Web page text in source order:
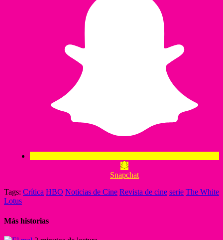
Snapchat
Tags: Crítica HBO Noticias de Cine Revista de cine serie The White
Lotus
Más historias